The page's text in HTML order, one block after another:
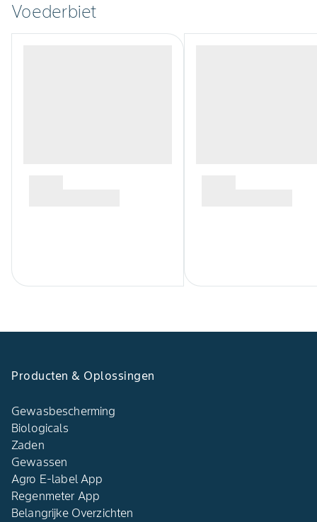
Voederbiet
Producten & Oplossingen
Gewasbescherming
Biologicals
Zaden
Gewassen
Agro E-label App
Regenmeter App
Belangrijke Overzichten